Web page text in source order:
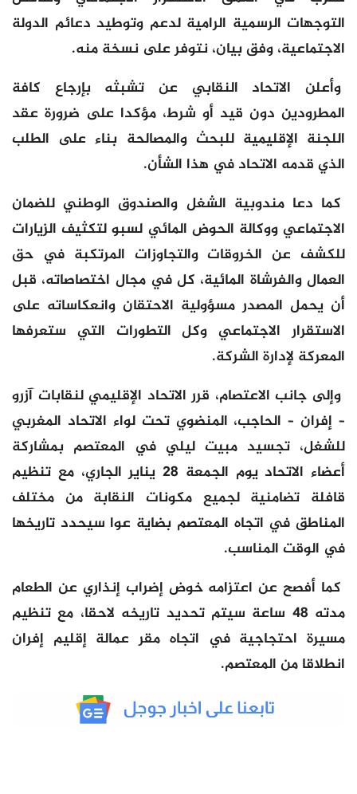
التوجهات الرسمية الرامية لدعم وتوطيد دعائم الدولة
الاجتماعية، وفق بيان، نتوفر على نسخة منه.
وأعلن الاتحاد النقابي عن تشبثه بإرجاع كافة
المطرودين دون قيد أو شرط، مؤكدا على ضرورة عقد
اللجنة الإقليمية للبحث والمصالحة بناء على الطلب
الذي قدمه الاتحاد في هذا الشأن.
كما دعا مندوبية الشغل والصندوق الوطني للضمان
الاجتماعي ووكالة الحوض المائي لسبو لتكثيف الزيارات
للكشف عن الخروقات والتجاوزات المرتكبة في حق
العمال والفرشاة المائية، كل في مجال اختصاصاته، قبل
أن يحمل المصدر مسؤولية الاحتقان وانعكاساته على
الاستقرار الاجتماعي وكل التطورات التي ستعرفها
المعركة لإدارة الشركة.
وإلى جانب الاعتصام، قرر الاتحاد الإقليمي لنقابات آزرو
– إفران – الحاجب، المنضوي تحت لواء الاتحاد المغربي
للشغل، تجسيد مبيت ليلي في المعتصم بمشاركة
أعضاء الاتحاد يوم الجمعة 28 يناير الجاري، مع تنظيم
قافلة تضامنية لجميع مكونات النقابة من مختلف
المناطق في اتجاه المعتصم بضاية عوا سيحدد تاريخها
في الوقت المناسب.
كما أفصح عن اعتزامه خوض إضراب إنذاري عن الطعام
مدته 48 ساعة سيتم تحديد تاريخه لاحقا، مع تنظيم
مسيرة احتجاجية في اتجاه مقر عمالة إقليم إفران
انطلاقا من المعتصم.